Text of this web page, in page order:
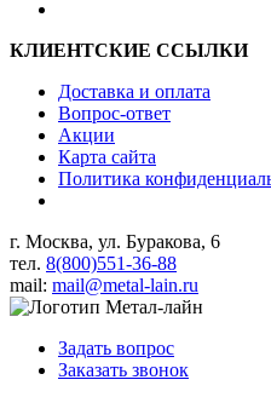
КЛИЕНТСКИЕ ССЫЛКИ
Доставка и оплата
Вопрос-ответ
Акции
Карта сайта
Политика
г. Москва, ул. Буракова, 6
тел. 8(800)551-36-88
mail: mail@metal-lain.ru
Задать вопрос
Заказать звонок